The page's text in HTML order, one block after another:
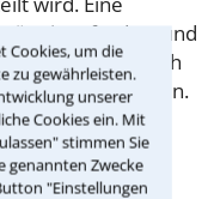
Cookies, um die
zu gewährleisten.
unserer
Cookies ein. Mit
stimmen Sie
genannten Zwecke
"Einstellungen
eingefordert und
- so lässt sich
vermeiden.
alternativ auch